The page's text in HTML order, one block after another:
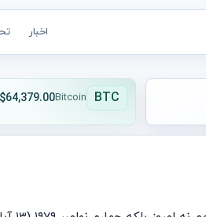
اخبار
BTC
Bitcoin
$64,379.00